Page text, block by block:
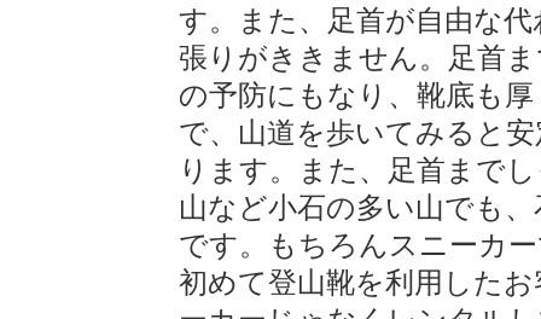
す。また、足首が自由な
張りがききません。足首
の予防にもなり、靴底も
で、山道を歩いてみると
ります。また、足首まで
山など小石の多い山でも
です。もちろんスニーカ
初めて登山靴を利用した